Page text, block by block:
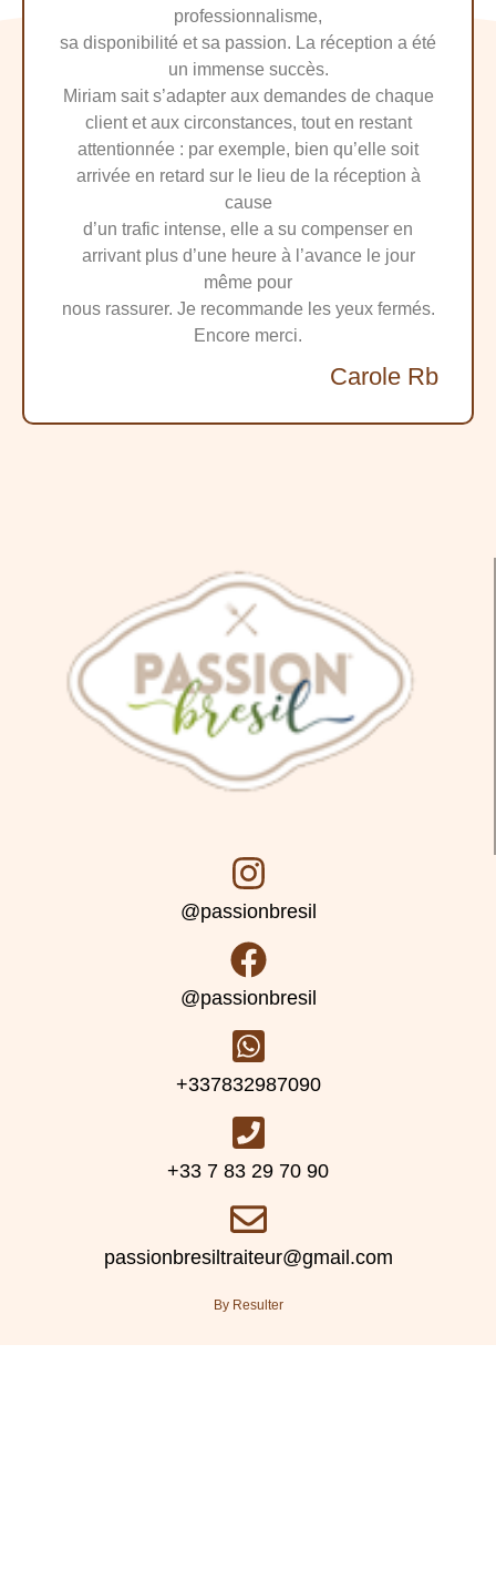
professionnalisme,
sa disponibilité et sa passion. La réception a été
un immense succès.
Miriam sait s’adapter aux demandes de chaque
client et aux circonstances, tout en restant
attentionnée : par exemple, bien qu’elle soit
arrivée en retard sur le lieu de la réception à
cause
d’un trafic intense, elle a su compenser en
arrivant plus d’une heure à l’avance le jour
même pour
nous rassurer. Je recommande les yeux fermés.
Encore merci.
Carole Rb
@passionbresil
@passionbresil
+337832987090
+33 7 83 29 70 90
passionbresiltraiteur@gmail.com
By Resulter